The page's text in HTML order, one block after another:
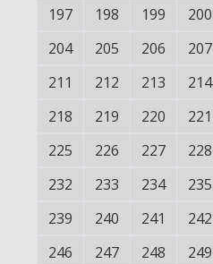
197
198 199 200
204
205 206 207
211
212 213 214
218
219 220 221
225
226 227 228
232
233 234 235
239
240 241 242
246
247 248 249